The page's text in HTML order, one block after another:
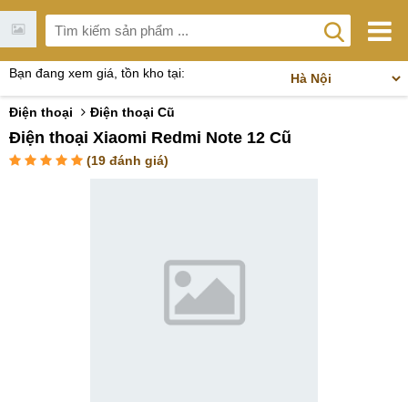
Bạn đang xem giá, tồn kho tại:
Điện thoại Điện thoại Cũ
Điện thoại Xiaomi Redmi Note 12 Cũ
(19 đánh giá)